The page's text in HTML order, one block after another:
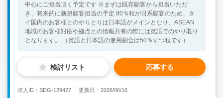
中心にご担当頂く予定です ※まずは既存顧客から担当いただ
き、将来的に新規顧客担当の予定 80％程が日系顧客のため、タ
イ国内のお客様とのやりとりは日本語がメインとなり、ASEAN
地域のお客様対応や拠点との情報共有の際には英語でのやり取り
となります。 （英語と日本語の使用割合は50％ずつ程です） ・
拓 ・既存顧客に対して新製品の提案、売価の提案を行い受注に
つなげる ・お見積り等資料の作成 ・ASEAN他拠点との情報交換
※クライアント様を訪問する際は社用車を運転頂くか、ドライバ
工場がございます。（従業員1400名程） 【顧客】 日系及び海外
検討リスト 応募する
求人ID：SDG-129427 更新日：2026/06/16